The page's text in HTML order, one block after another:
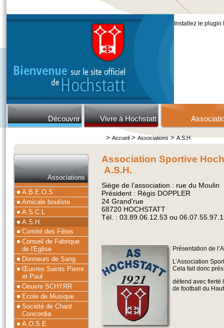
Installez le
Découvrir Vivre à Hochstatt
> Accueil> Associations>A.S.H.
Associations
A.B.E.O.S
Amicale bouliste
A.S.C.L
A.S.H.
Comité des Fêtes
Conseil de Fabrique
de l'Eglise
Donneurs de Sang
Œuvres Saints Pierre
et Paul
Oeuvre SCHYRR
Ecole de Musique
Société de Chant
Concordia
A.O.S.E
Association Sportive
A.S.H.
Siège de l’association : rue du Moulin
Président : Régis DOPPLER
24 Grand'rue
68720 HOCHSTATT
Tél. : 03.89.06.12.53 ou
Présentation de
L’Association
Cela fait donc
défend avec fierté
de football du